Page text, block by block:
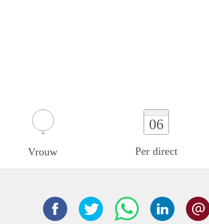
Vrouw
06
Per direct